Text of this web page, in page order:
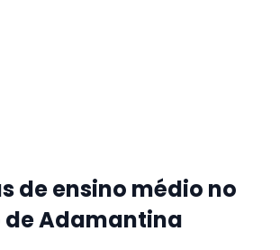
de ensino médio no
Adamantina